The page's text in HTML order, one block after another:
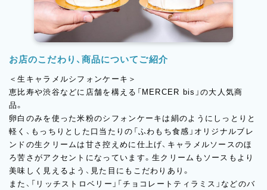
お店のこだわり、商品についてご紹介
＜生キャラメルシフォンケーキ＞
恵比寿や渋谷などに店舗を構える「MERCER bis」の大人気商
品。
卵白のみを使った米粉のシフォンケーキは絹のようにしっとりと
軽く、もっちりとした口当たりの「ふわもち食感」オリジナルブレ
ンドの生クリームは甘さ控えめに仕上げ、キャラメルソースのほ
ろ苦さがアクセントになっています。生クリームもソースもより
美味しく見えるよう、見た目にもこだわりあり。
また、「リッチストロベリー」「チョコレートティラミス」などのバ